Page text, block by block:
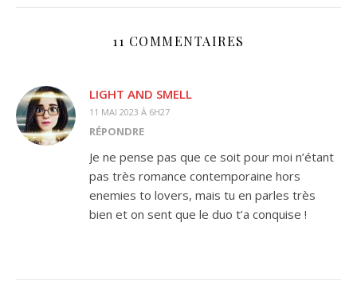
11 COMMENTAIRES
LIGHT AND SMELL
11 MAI 2023 À 6H27
RÉPONDRE
Je ne pense pas que ce soit pour moi n’étant
pas très romance contemporaine hors
enemies to lovers, mais tu en parles très
bien et on sent que le duo t’a conquise !